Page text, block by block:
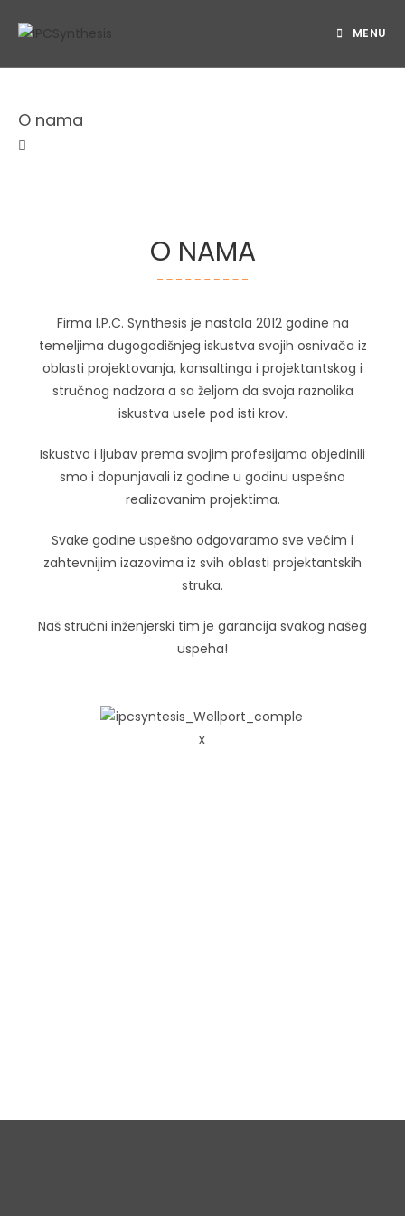
MENU
O nama
O NAMA
Firma I.P.C. Synthesis je nastala 2012 godine na
temeljima dugogodišnjeg iskustva svojih osnivača iz
oblasti projektovanja, konsaltinga i projektantskog i
stručnog nadzora a sa željom da svoja raznolika
iskustva usele pod isti krov.
Iskustvo i ljubav prema svojim profesijama objedinili
smo i dopunjavali iz godine u godinu uspešno
realizovanim projektima.
Svake godine uspešno odgovaramo sve većim i
zahtevnijim izazovima iz svih oblasti projektantskih
struka.
Naš stručni inženjerski tim je garancija svakog našeg
uspeha!